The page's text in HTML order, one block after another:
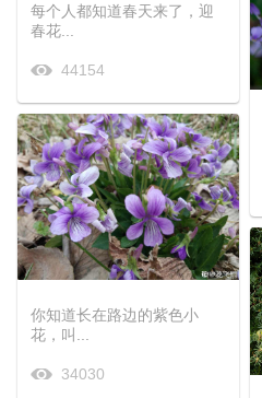
每个人都知道春天来了，迎
春花...
44154
你知道长在路边的紫色小
花，叫...
34030